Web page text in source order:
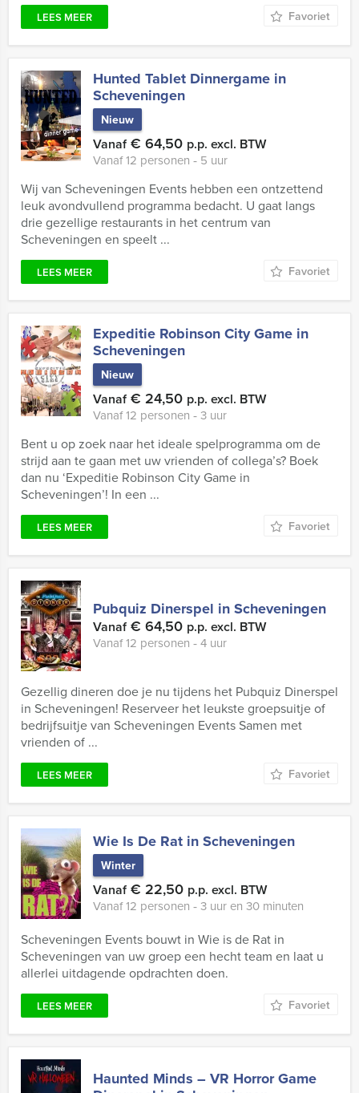
LEES MEER Favoriet
Hunted Tablet Dinnergame in
Scheveningen
Nieuw
Vanaf€ 64,50 p.p. excl. BTW
Vanaf 12 personen ‐ 5 uur
Wij van Scheveningen Events hebben een ontzettend
leuk avondvullend programma bedacht. U gaat langs
drie gezellige restaurants in het centrum van
Scheveningen en speelt ...
LEES MEER Favoriet
Expeditie Robinson City Game in
Scheveningen
Nieuw
Vanaf€ 24,50 p.p. excl. BTW
Vanaf 12 personen ‐ 3 uur
Bent u op zoek naar het ideale spelprogramma om de
strijd aan te gaan met uw vrienden of collega’s? Boek
dan nu ‘Expeditie Robinson City Game in
Scheveningen’! In een ...
LEES MEER Favoriet
Pubquiz Dinerspel in Scheveningen
Vanaf€ 64,50 p.p. excl. BTW
Vanaf 12 personen ‐ 4 uur
Gezellig dineren doe je nu tijdens het Pubquiz Dinerspel
in Scheveningen! Reserveer het leukste groepsuitje of
bedrijfsuitje van Scheveningen Events Samen met
vrienden of ...
LEES MEER Favoriet
Wie Is De Rat in Scheveningen
Winter
Vanaf€ 22,50 p.p. excl. BTW
Vanaf 12 personen ‐ 3 uur en 30 minuten
Scheveningen Events bouwt in Wie is de Rat in
Scheveningen van uw groep een hecht team en laat u
allerlei uitdagende opdrachten doen.
LEES MEER Favoriet
Haunted Minds – VR Horror Game